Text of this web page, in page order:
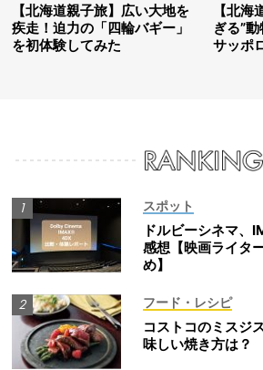
【北海道親子旅】広い大地を
疾走！迫力の「四輪バギー」
を初体験してみた
【北
ぎる”
サッポ
スポット
ドルビーシネマ、
感想【映画ライタ
め】
フード・レシピ
コストコのミスジ
味しい焼き方は？